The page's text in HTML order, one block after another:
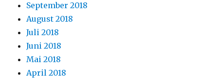
September 2018
August 2018
Juli 2018
Juni 2018
Mai 2018
April 2018